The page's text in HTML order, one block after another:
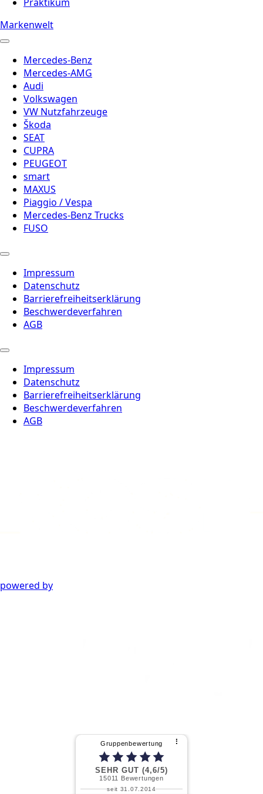
Markenwelt
Mercedes-Benz
Mercedes-AMG
Audi
Volkswagen
VW Nutzfahrzeuge
Škoda
SEAT
CUPRA
PEUGEOT
smart
MAXUS
Piaggio / Vespa
Mercedes-Benz Trucks
FUSO
Impressum
Datenschutz
Barrierefreiheitserklärung
Beschwerdeverfahren
AGB
Impressum
Datenschutz
Barrierefreiheitserklärung
Beschwerdeverfahren
AGB
powered by